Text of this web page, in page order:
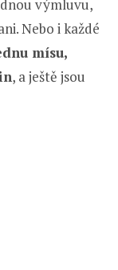
výmluvu,
Nebo i každé
mísu,
, a ještě jsou